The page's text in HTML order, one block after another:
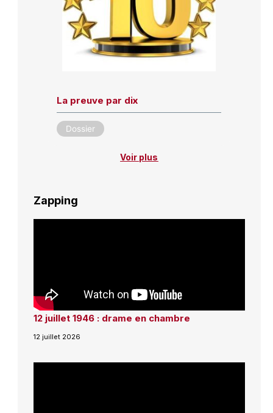
La preuve par dix
Dossier
Voir plus
Zapping
12 juillet 1946 : drame en chambre
12 juillet 2026